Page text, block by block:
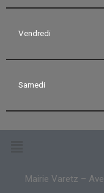
Vendredi
Samedi
Mairie Varetz –